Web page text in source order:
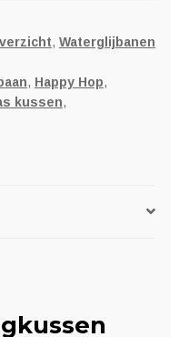
, Waterglijbanen
, Happy Hop,
kussen,